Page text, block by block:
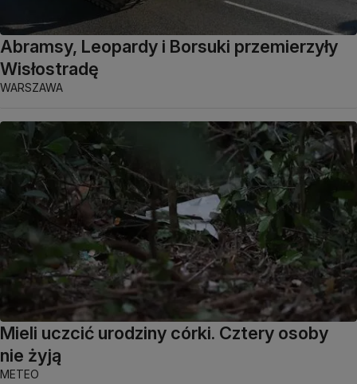
Abramsy, Leopardy i Borsuki przemierzyły
Wisłostradę
WARSZAWA
Mieli uczcić urodziny córki. Cztery osoby
nie żyją
METEO